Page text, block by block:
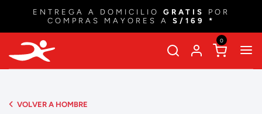
ENTREGA A DOMICILIO GRATIS
POR
COMPRAS MAYORES A S/169 *
0
VOLVER A HOMBRE